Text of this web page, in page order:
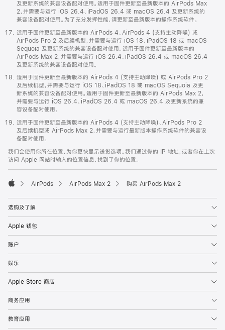
及更新系统的兼容设备配对使用。适用于固件更新至最新版本的 AirPods Max
2，并需要与运行 iOS 26.4、iPadOS 26.4 或 macOS 26.4 及更新系统的
兼容设备配对使用。为了充分发挥性能，请更新至最新版本的操作系统软件。
适用于固件更新至最新版本的 AirPods 4、AirPods 4 (支持主动降噪) 或
AirPods Pro 2 及后续机型，并需要与运行 iOS 18、iPadOS 18 或 macOS
Sequoia 及更新系统的兼容设备配对使用。适用于固件更新至最新版本的
AirPods Max 2，并需要与运行 iOS 26.4、iPadOS 26.4 或 macOS 26.4
及更新系统的兼容设备配对使用。
适用于固件更新至最新版本的 AirPods 4 (支持主动降噪) 或 AirPods Pro 2
及后续机型，并需要与运行 iOS 18、iPadOS 18 或 macOS Sequoia 及更
新系统的兼容设备配对使用。适用于固件更新至最新版本的 AirPods Max 2，
并需要与运行 iOS 26.4、iPadOS 26.4 或 macOS 26.4 及更新系统的兼
容设备配对使用。
适用于固件更新至最新版本的 AirPods 4 (支持主动降噪)、AirPods Pro 2
及后续机型或 AirPods Max 2，并需要与运行最新版本操作系统软件的兼容设
备配对使用。
我们会使用你所在位置，为你更快显示送货选项。我们通过你的 IP 地址，或者你在上次
访问 Apple 网站时输入的位置信息，找到了你的位置。
AirPods AirPods Max 2 购买 AirPods Max 2
选购及了解
Apple 钱包
账户
娱乐
Apple Store 商店
商务应用
教育应用